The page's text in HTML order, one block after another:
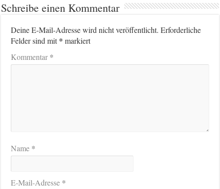
Schreibe einen Kommentar
Deine E-Mail-Adresse wird nicht veröffentlicht. Erforderliche
Felder sind mit* markiert
Kommentar*
Name *
E-Mail-Adresse *